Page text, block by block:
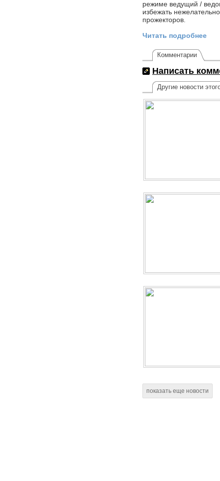
режиме ведущий /
избежать
прожекторов.
Читать подробнее
Комментарии
Написать
Другие новости
показать еще новости